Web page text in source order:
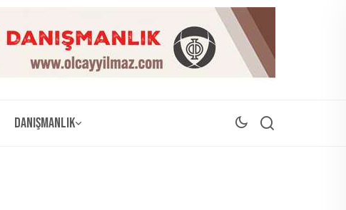
Danışmanlık